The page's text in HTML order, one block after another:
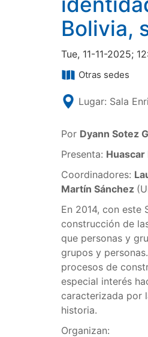
Bolivia,
Tue, 11-11-2025;
Otras sedes
Lugar: Sala
Por Dyann Sotez
Presenta: Huascar
Coordinadores:
Martín Sánchez
En 2014, con
construcción de
que personas y
grupos y
procesos de
especial interés
caracterizada por
historia.
Organizan: